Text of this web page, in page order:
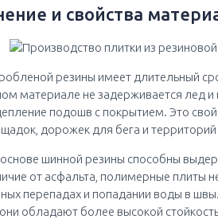
и свойства
резины имеет длительный
материале не задерживается лед
подошв с покрытием. Это
дорожек для бега и
шинной резины способны
от асфальта, полимерные плиты
перепадах и попадании воды в
обладают более высокой